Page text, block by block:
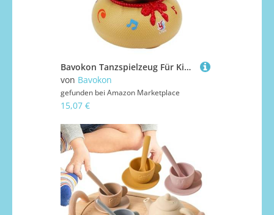
Bavokon Tanzspielzeug Für Kinder | Spielzeug Mit Selbstausweichfunktion - Interaktives Spielzeug mit Ausweichfunktion und Drehschlange für Kindergarten Wohnzimmer Schlafzimmer
von Bavokon
gefunden bei Amazon Marketplace
15,07 €